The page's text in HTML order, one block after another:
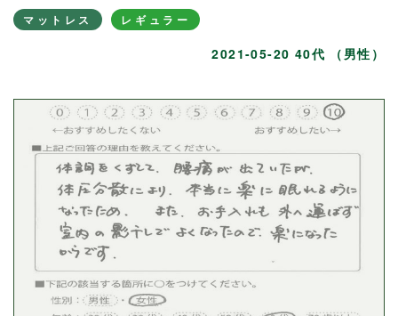
マットレス レギュラー
2021-05-20 40代 （男性）